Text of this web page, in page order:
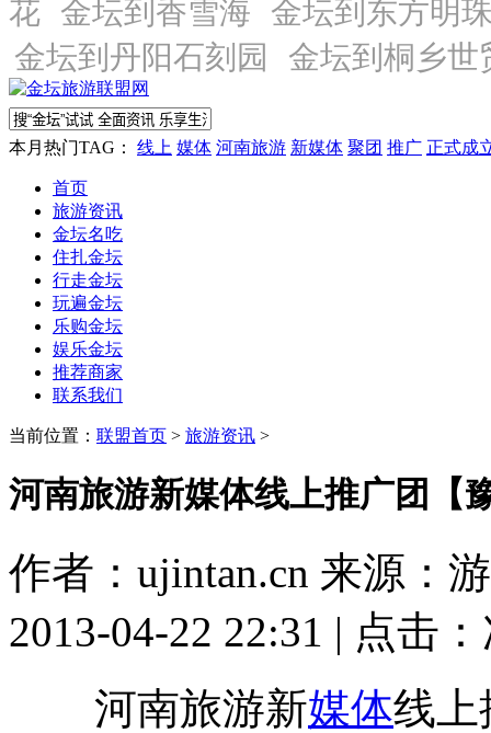
本月热门TAG： 线上 媒体 河南旅游 新媒体 聚团 推广 正式成
首页
旅游资讯
金坛名吃
住扎金坛
行走金坛
玩遍金坛
乐购金坛
娱乐金坛
推荐商家
联系我们
当前位置： 联盟首页 > 旅游资讯 >
河南旅游新媒体线上推广团【
作者：ujintan.cn 来源：
2013-04-22 22:31 | 点击：
河南旅游新媒体线上